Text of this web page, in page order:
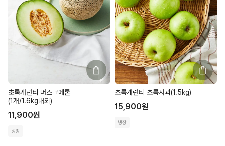
초록개런티 머스크메론
(1개/1.6kg내외)
11,900원
냉장
초록개런티 초록사과(1.5kg)
15,900원
냉장